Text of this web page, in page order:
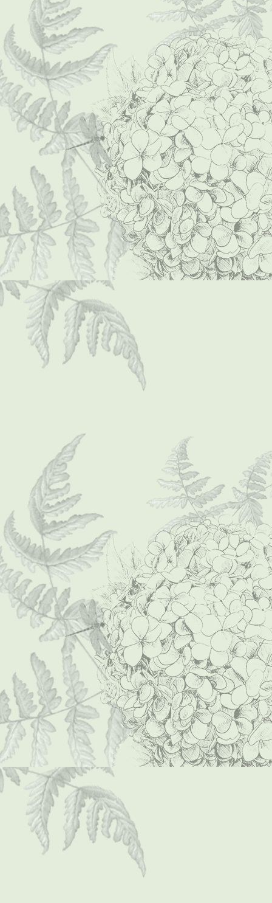
oberhessenschau 278 (Mittel)